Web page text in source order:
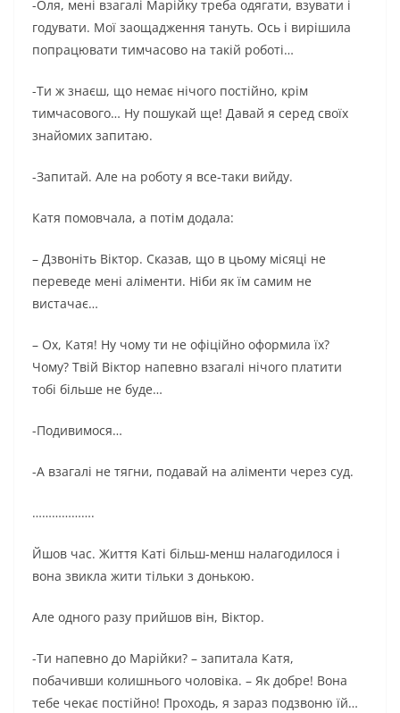
-Оля, мені взагалі Марійку треба одягати, взувати і
годувати. Мої заощадження тануть. Ось і вирішила
попрацювати тимчасово на такій роботі…
-Ти ж знаєш, що немає нічого постійно, крім
тимчасового… Ну пошукай ще! Давай я серед своїх
знайомих запитаю.
-Запитай. Але на роботу я все-таки вийду.
Катя помовчала, а потім додала:
– Дзвоніть Віктор. Сказав, що в цьому місяці не
переведе мені аліменти. Ніби як їм самим не
вистачає…
– Ох, Катя! Ну чому ти не офіційно оформила їх?
Чому? Твій Віктор напевно взагалі нічого платити
тобі більше не буде…
-Подивимося…
-А взагалі не тягни, подавай на аліменти через суд.
……………….
Йшов час. Життя Каті більш-менш налагодилося і
вона звикла жити тільки з донькою.
Але одного разу прийшов він, Віктор.
-Ти напевно до Марійки? – запитала Катя,
побачивши колишнього чоловіка. – Як добре! Вона
тебе чекає постійно! Проходь, я зараз подзвоню їй…